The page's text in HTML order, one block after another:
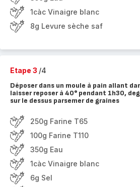
1càc Vinaigre blanc
8g Levure sèche saf
Etape 3 /4
Déposer dans un moule à pain allant
laisser reposer à 40° pendant 1h30,
sur le dessus parsemer de graines
250g Farine T65
100g Farine T110
350g Eau
1càc Vinaigre blanc
6g Sel